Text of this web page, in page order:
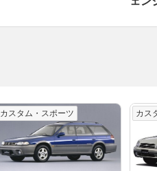
カスタム・スポーツ カス